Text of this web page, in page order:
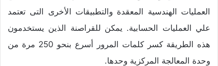
العمليات الهندسية المعقدة والتطبيقات الأخرى التى تعتمد
علي العمليات الحسابية. يمكن للقراصنة الذين يستخدمون
هذه الطريقة كسر كلمات المرور أسرع بنحو 250 مرة من
وحدة المعالجة المركزية وحدها.